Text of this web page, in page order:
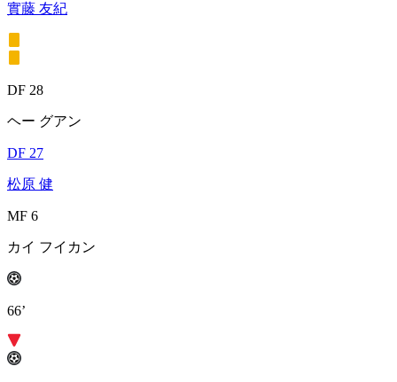
實藤 友紀
DF 28
ヘー グアン
DF 27
松原 健
MF 6
カイ フイカン
66’